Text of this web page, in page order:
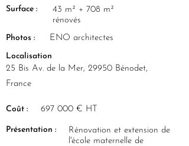
Surface :
43 m² + 708 m²
rénovés
Photos :
ENO architectes
Localisation
25 Bis Av. de la Mer, 29950 Bénodet,
France
Coût : 697 000 € HT
Présentation :
Rénovation et extension de
l'école maternelle de